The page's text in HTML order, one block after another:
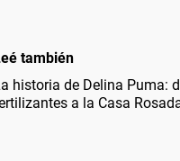
La actriz y cantante Julieta
también
historia de Delina Puma:
a la Casa